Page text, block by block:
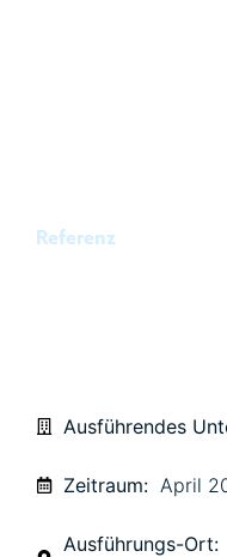
Referenz
Ausführendes
Zeitraum:April
Ausführungs-Ort: